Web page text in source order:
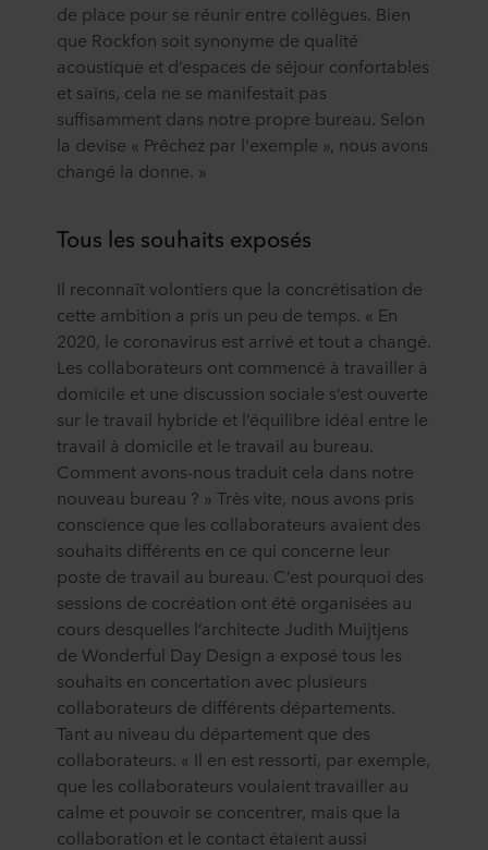
de place pour se réunir entre collègues. Bien
que Rockfon soit synonyme de qualité
acoustique et d’espaces de séjour confortables
et sains, cela ne se manifestait pas
suffisamment dans notre propre bureau. Selon
la devise « Prêchez par l'exemple », nous avons
changé la donne. »
Tous les souhaits exposés
Il reconnaît volontiers que la concrétisation de
cette ambition a pris un peu de temps. « En
2020, le coronavirus est arrivé et tout a changé.
Les collaborateurs ont commencé à travailler à
domicile et une discussion sociale s’est ouverte
sur le travail hybride et l’équilibre idéal entre le
travail à domicile et le travail au bureau.
Comment avons-nous traduit cela dans notre
nouveau bureau ? » Très vite, nous avons pris
conscience que les collaborateurs avaient des
souhaits différents en ce qui concerne leur
poste de travail au bureau. C’est pourquoi des
sessions de cocréation ont été organisées au
cours desquelles l’architecte Judith Muijtjens
de Wonderful Day Design a exposé tous les
souhaits en concertation avec plusieurs
collaborateurs de différents départements.
Tant au niveau du département que des
collaborateurs. « Il en est ressorti, par exemple,
que les collaborateurs voulaient travailler au
calme et pouvoir se concentrer, mais que la
collaboration et le contact étaient aussi